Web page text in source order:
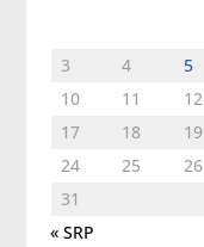
3
4 5
10
11 12
17
18 19
24
25 26
31
« SRP